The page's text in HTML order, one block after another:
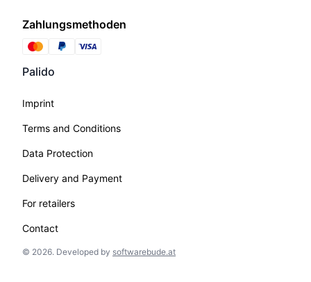
Zahlungsmethoden
Palido
Imprint
Terms and Conditions
Data Protection
Delivery and Payment
For retailers
Contact
© 2026. Developed by softwarebude.at